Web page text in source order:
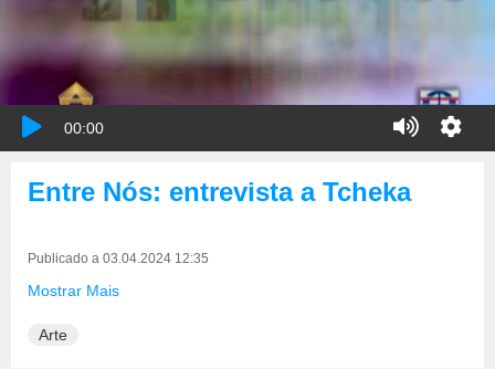
00:00
Entre Nós: entrevista a Tcheka
Publicado a 03.04.2024 12:35
Mostrar Mais
Arte